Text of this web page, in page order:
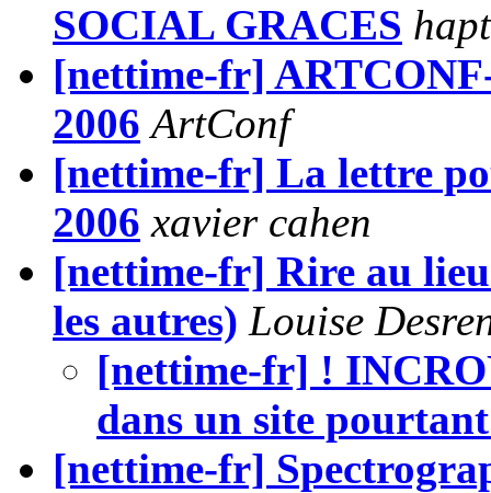
SOCIAL GRACES
[nettime-fr]
2006 ArtConf
[nettime-fr] La lettre
2006 xavier cahen
[nettime-fr] Rire au
les autres) Louise
[nettime-fr] !
dans un site
[nettime-fr]